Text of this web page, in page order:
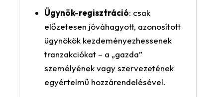
Ügynök-regisztráció: csak
előzetesen jóváhagyott, azonosított
ügynökök kezdeményezhessenek
tranzakciókat – a „gazda”
személyének vagy szervezetének
egyértelmű hozzárendelésével.